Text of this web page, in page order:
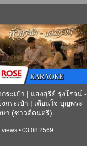
กระเป๋า | แสงสุรีย์ รุ่งโรจน์ -
งกระเป๋า | เตือนใจ บุญพระ
ษา (ซาวด์ดนตรี)
views • 03.08.2569